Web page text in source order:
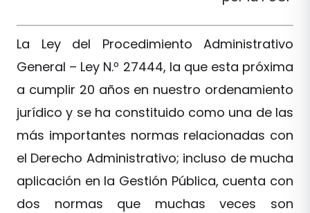
La Ley del Procedimiento Administrativo
General – Ley N.º 27444, la que esta próxima
a cumplir 20 años en nuestro ordenamiento
jurídico y se ha constituido como una de las
más importantes normas relacionadas con
el Derecho Administrativo; incluso de mucha
aplicación en la Gestión Pública, cuenta con
dos normas que muchas veces son